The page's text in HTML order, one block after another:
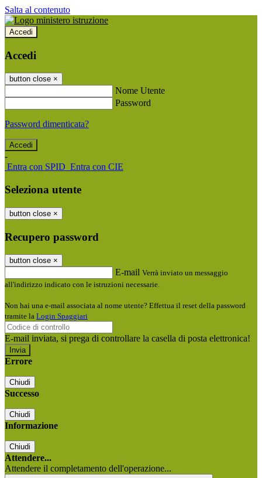
Salta al contenuto
Accedi
Accedi
button close ×
Nome Utente
Password
Password dimenticata?
-
Entra con SPID Entra con CIE
Seleziona utente
button close ×
Recupero password
button close ×
E-mail Verrà inviato un messaggio
all'indirizzo indicato con le istruzioni necessarie.
Non hai una e-mail associata al nome utente? Effettua il reset della password
tramite la Login Spaggiari
E-mail inviata, si prega di controllare la casella di posta elettronica!
Errore
Chiudi
Successo
Chiudi
Informazione
Chiudi
Attendere...
Attendere il completamento dell'operazione...